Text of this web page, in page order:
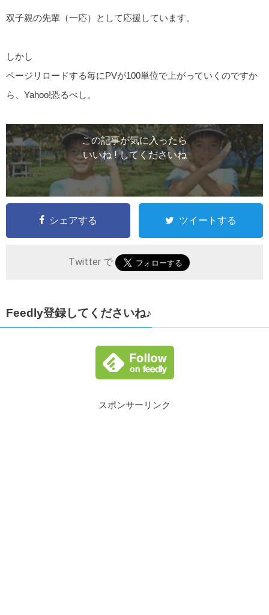
双子親の先輩（一応）として応援しています。
しかし
ページリロードする毎にPVが100単位で上がっていくのですか
ら、Yahoo!恐るべし。
この記事が気に入ったら
いいね ! してくださいね
シェアする ツイートする
Twitter で
Feedly登録してくださいね♪
スポンサーリンク